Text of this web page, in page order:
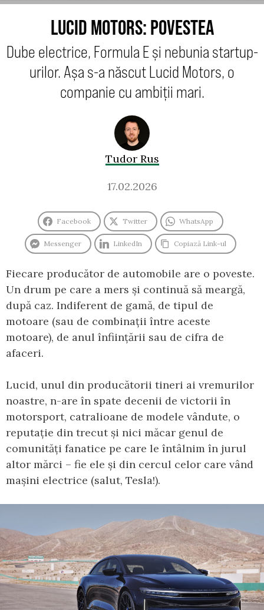
LUCID MOTORS: POVESTEA
Dube electrice, Formula E și nebunia startup-
urilor. Așa s-a născut Lucid Motors, o
companie cu ambiții mari.
Tudor Rus
17.02.2026
Facebook Twitter WhatsApp
Messenger LinkedIn Copiază Link-ul
Fiecare producător de automobile are o poveste.
Un drum pe care a mers și continuă să meargă,
după caz. Indiferent de gamă, de tipul de
motoare (sau de combinații între aceste
motoare), de anul înființării sau de cifra de
afaceri.
Lucid, unul din producătorii tineri ai vremurilor
noastre, n-are în spate decenii de victorii în
motorsport, catralioane de modele vândute, o
reputație din trecut și nici măcar genul de
comunități fanatice pe care le întâlnim în jurul
altor mărci – fie ele și din cercul celor care vând
mașini electrice (salut, Tesla!).